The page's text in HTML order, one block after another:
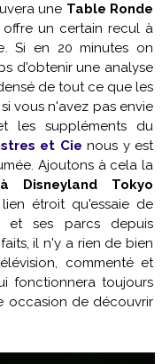
une Table Ronde
offre un certain recul à
Si en 20 minutes on
d'obtenir une analyse
de tout ce que les
vous n'avez pas envie
les suppléments du
et Cie nous y est
Ajoutons à cela la
Disneyland Tokyo
étroit qu'essaie de
et ses parcs depuis
il n'y a rien de bien
commenté et
fonctionnera toujours
occasion de découvrir